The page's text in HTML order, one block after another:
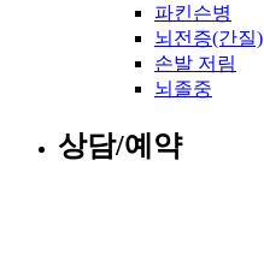
파킨슨병
뇌전증(간질)
손발 저림
뇌졸중
상담/예약